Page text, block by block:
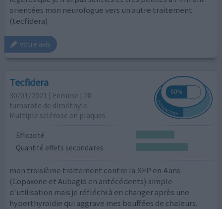
orientées mon neurologue vers un autre traitement
(tecfidera)
votre avis
Tecfidera
30/01/2021 | Femme | 28
fumarate de diméthyle
Multiple sclérose en plaques
Efficacité
Quantité effets secondaires
mon troisième traitement contre la SEP en 4 ans
(Copaxone et Aubagio en antécédents) simple
d'utilisation mais je réfléchi à en changer après une
hyperthyroïdie qui aggrave mes bouffées de chaleurs.